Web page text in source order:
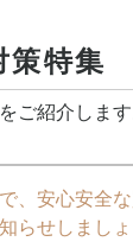
策特集
ご紹介します
、安心安全
らせしましょ